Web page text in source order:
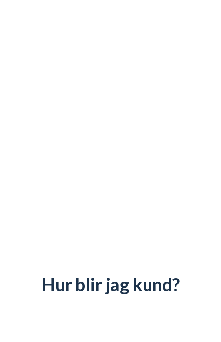
Hur blir jag kund?